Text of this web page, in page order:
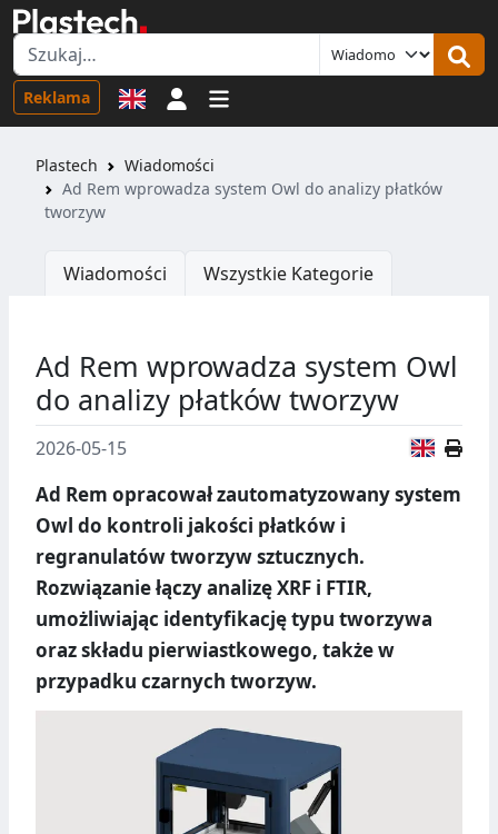
Reklama Logowanie
Plastech
Wiadomości
Ad Rem wprowadza system Owl do analizy płatków
tworzyw
Wiadomości Wszystkie Kategorie
Ad Rem wprowadza system Owl
do analizy płatków tworzyw
2026-05-15
Ad Rem opracował zautomatyzowany system
Owl do kontroli jakości płatków i
regranulatów tworzyw sztucznych.
Rozwiązanie łączy analizę XRF i FTIR,
umożliwiając identyfikację typu tworzywa
oraz składu pierwiastkowego, także w
przypadku czarnych tworzyw.